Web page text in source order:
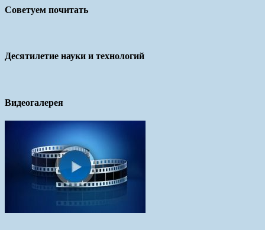
Советуем почитать
Десятилетие науки и технологий
Видеогалерея